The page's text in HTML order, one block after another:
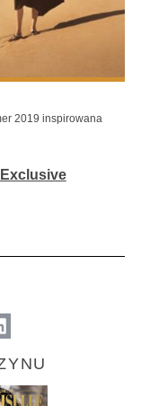
2019 inspirowana